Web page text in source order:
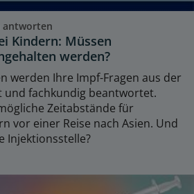
antworten
Kindern: Müssen
werden?
werden Ihre Impf-Fragen aus der
und fachkundig beantwortet.
Zeitabstände für
vor einer Reise nach Asien. Und
Injektionsstelle?